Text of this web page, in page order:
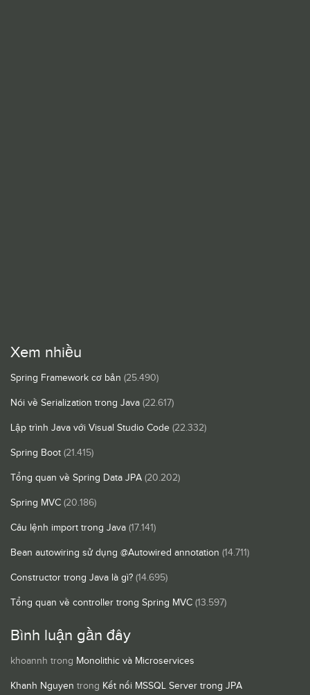
Xem nhiều
Spring Framework cơ bản (25.490)
Nói về Serialization trong Java (22.617)
Lập trình Java với Visual Studio Code (22.332)
Spring Boot (21.415)
Tổng quan về Spring Data JPA (20.202)
Spring MVC (20.186)
Câu lệnh import trong Java (17.141)
Bean autowiring sử dụng @Autowired annotation (14.711)
Constructor trong Java là gì? (14.695)
Tổng quan về controller trong Spring MVC (13.597)
Bình luận gần đây
khoannh trong Monolithic và Microservices
Khanh Nguyen trong Kết nối MSSQL Server trong JPA